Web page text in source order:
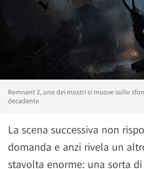
Remnant 2, uno dei mostri si muove sullo
decadente
La scena successiva non
domanda e anzi rivela un
stavolta enorme: una sorta